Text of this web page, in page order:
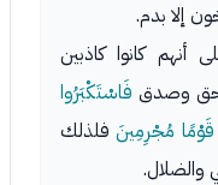
إلا بدم.
أنهم كانوا كاذبين
حق وصدق فَاسْتَكْبَرُوا
قَوْمًا مُجْرِمِينَفلذلك
والضلال.